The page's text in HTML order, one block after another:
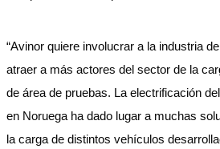
“Avinor quiere involucrar a la industria
atraer a más actores del sector de la
de área de pruebas. La electrificación
en Noruega ha dado lugar a muchas
la carga de distintos vehículos